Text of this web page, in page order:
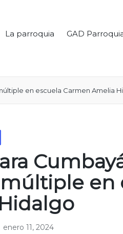
La parroquia GAD
en escuela Carmen Amelia
en
enero 11, 2024